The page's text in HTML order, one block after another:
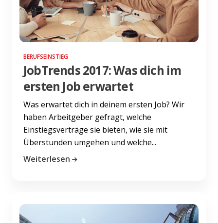
BERUFSEINSTIEG
JobTrends 2017: Was dich im
ersten Job erwartet
Was erwartet dich in deinem ersten Job? Wir
haben Arbeitgeber gefragt, welche
Einstiegsverträge sie bieten, wie sie mit
Überstunden umgehen und welche...
Weiterlesen